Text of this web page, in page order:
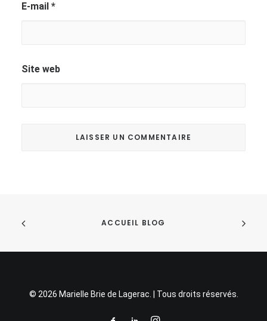
E-mail *
Site web
ACCUEIL BLOG
© 2026 Marielle Brie de Lagerac. | Tous droits réservés.